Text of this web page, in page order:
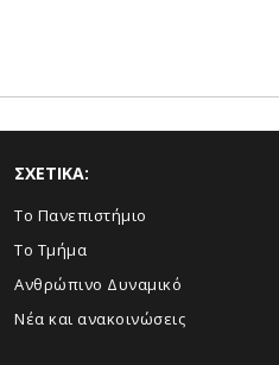
ΣΧΕΤΙΚΑ:
Το Πανεπιστήμιο
Το Τμήμα
Ανθρώπινο Δυναμικό
Νέα και ανακοινώσεις